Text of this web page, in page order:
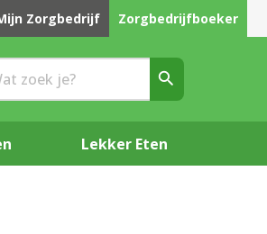
Zorgbedrijf Zorgbedrijfboeker
Lekker Eten